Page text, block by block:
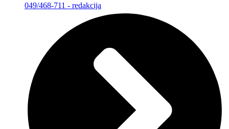
049/468-711 - redakcija